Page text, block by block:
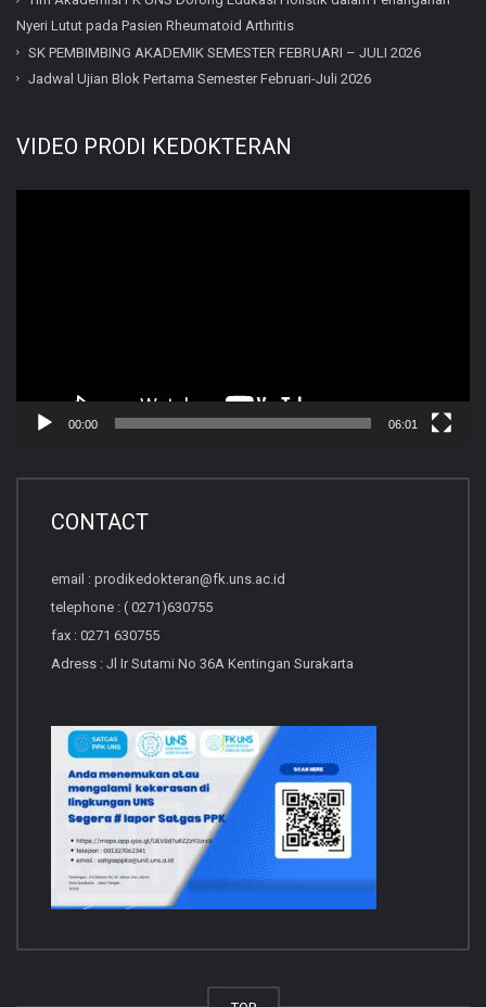
Nyeri Lutut pada Pasien Rheumatoid Arthritis
SK PEMBIMBING AKADEMIK SEMESTER FEBRUARI – JULI 2026
Jadwal Ujian Blok Pertama Semester Februari-Juli 2026
VIDEO PRODI KEDOKTERAN
00:00 06:01
CONTACT
email : prodikedokteran@fk.uns.ac.id
telephone : ( 0271)630755
fax : 0271 630755
Adress : Jl Ir Sutami No 36A Kentingan Surakarta